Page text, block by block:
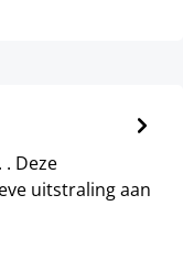
Deze
uitstraling aan